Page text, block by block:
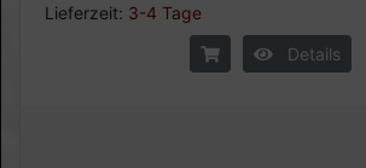
Lieferzeit: 3-4 Tage
Details